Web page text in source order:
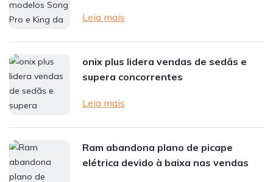
Leia mais
onix plus lidera vendas de sedãs e
supera concorrentes
Leia mais
Ram abandona plano de picape
elétrica devido à baixa nas vendas